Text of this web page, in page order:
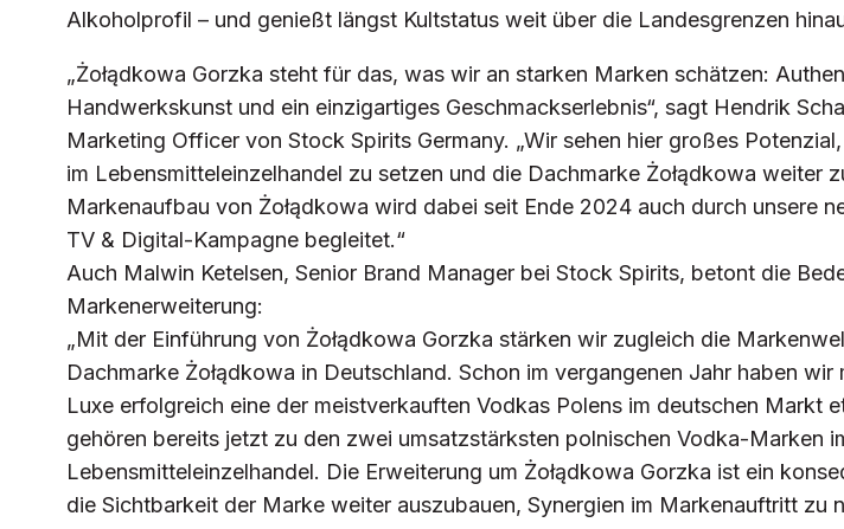
Alkoholprofil – und genießt längst Kultstatus weit über die Landesgrenzen
„Żołądkowa Gorzka steht für das, was wir an starken Marken schätzen:
Handwerkskunst und ein einzigartiges Geschmackserlebnis“, sagt Hendrik
Marketing Officer von Stock Spirits Germany. „Wir sehen hier großes
im Lebensmitteleinzelhandel zu setzen und die Dachmarke Żołądkowa weiter
Markenaufbau von Żołądkowa wird dabei seit Ende 2024 auch durch unsere
TV & Digital-Kampagne begleitet.“
Auch Malwin Ketelsen, Senior Brand Manager bei Stock Spirits, betont die
Markenerweiterung:
„Mit der Einführung von Żołądkowa Gorzka stärken wir zugleich die
Dachmarke Żołądkowa in Deutschland. Schon im vergangenen Jahr haben wir
Luxe erfolgreich eine der meistverkauften Vodkas Polens im deutschen Markt
gehören bereits jetzt zu den zwei umsatzstärksten polnischen Vodka-Marken
Lebensmitteleinzelhandel. Die Erweiterung um Żołądkowa Gorzka ist ein
die Sichtbarkeit der Marke weiter auszubauen, Synergien im Markenauftritt zu